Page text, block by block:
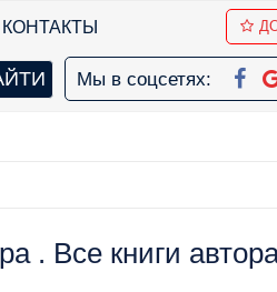
КОНТАКТЫ
Мы в соцсетях:
. Все книги